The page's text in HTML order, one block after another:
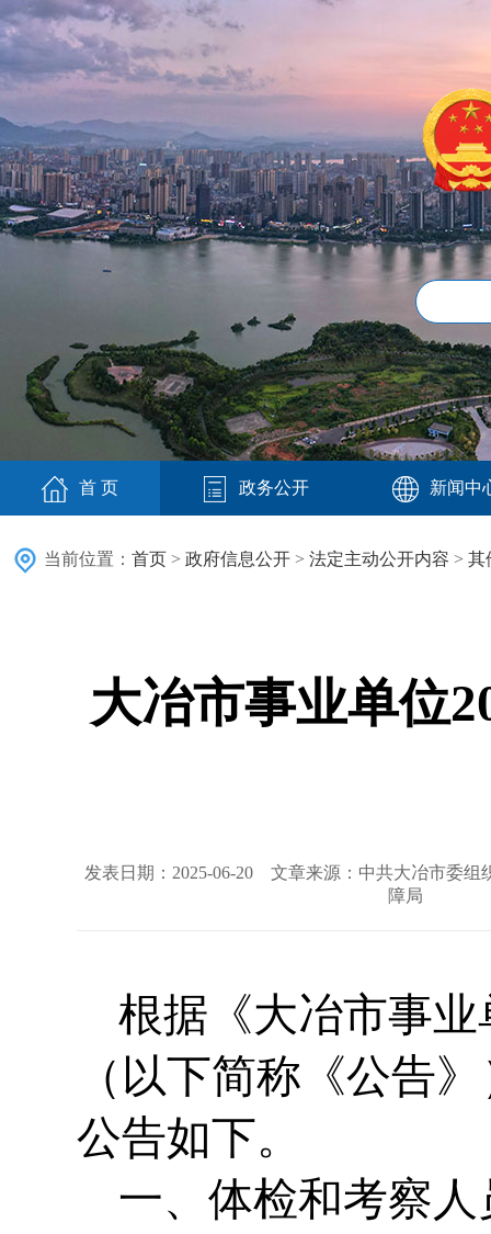
首 页 政务公开 新闻中
当前位置： 首页 > 政府信息公开 > 法定主动公开内容 > 其
大冶市事业单位
发表日期：2025-06-20 文章来源：中共大冶市委组
障局
根据《大冶市事业
（以下简称《公告
公告如下。
一、体检和考察人